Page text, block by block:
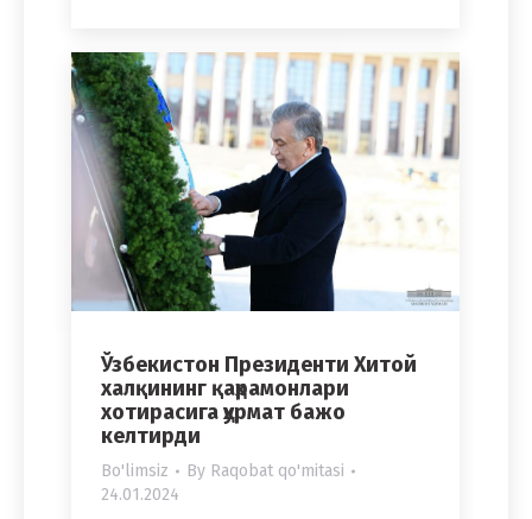
Ўзбекистон Президенти Хитой
халқининг қаҳрамонлари
хотирасига ҳурмат бажо
келтирди
Bo'limsiz By Raqobat qo'mitasi
24.01.2024